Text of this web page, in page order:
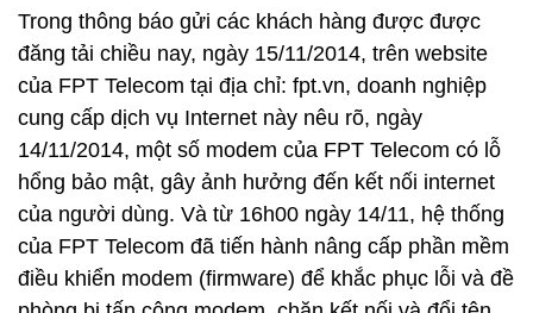
Trong thông báo gửi các khách hàng được được
đăng tải chiều nay, ngày 15/11/2014, trên website
của FPT Telecom tại địa chỉ: fpt.vn, doanh nghiệp
cung cấp dịch vụ Internet này nêu rõ, ngày
14/11/2014, một số modem của FPT Telecom có lỗ
hổng bảo mật, gây ảnh hưởng đến kết nối internet
của người dùng. Và từ 16h00 ngày 14/11, hệ thống
của FPT Telecom đã tiến hành nâng cấp phần mềm
điều khiển modem (firmware) để khắc phục lỗi và đề